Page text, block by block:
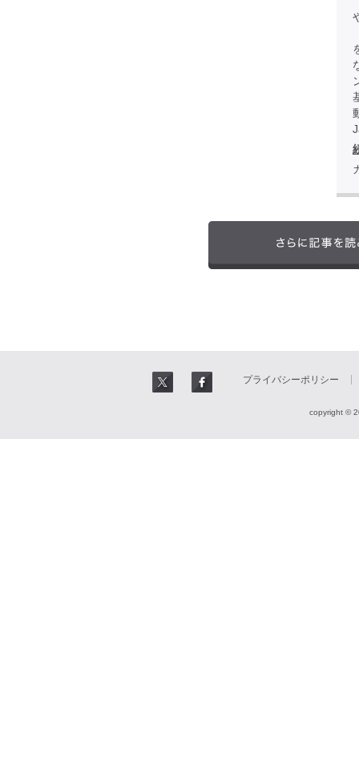
プライバシーポリシー
copyright ©